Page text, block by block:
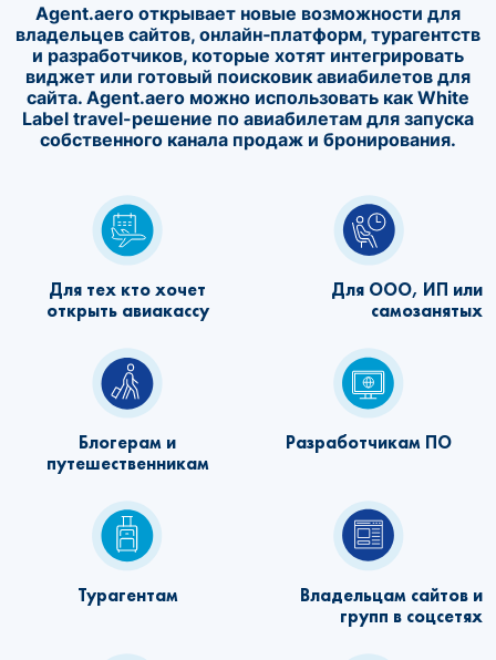
Agent.aero открывает новые возможности для
владельцев сайтов, онлайн‑платформ, турагентств
и разработчиков, которые хотят интегрировать
виджет или готовый поисковик авиабилетов для
сайта. Agent.aero можно использовать как White
Label travel-решение по авиабилетам для запуска
собственного канала продаж и бронирования.
Для тех кто хочет
открыть авиакассу
Для ООО, ИП или
самозанятых
Блогерам и
путешественникам
Разработчикам ПО
Турагентам
Владельцам сайтов и
групп в соцсетях